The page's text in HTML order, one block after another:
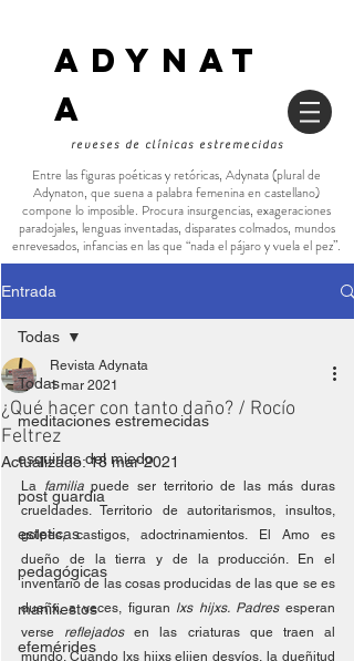
ADYNAT
a
reveses de clínicas estremecidas
Entre las figuras poéticas y retóricas, Adynata (plural de
Adynaton, que suena a palabra femenina en castellano)
compone lo imposible. Procura insurgencias, exageraciones
paradojales, lenguas inventadas, disparates colmados, mundos
enrevesados, infancias en las que “nada el pájaro y vuela el pez”.
Entrada
Todas
meditaciones estremecidas
esquirlas del miedo
post guardia
esteticas
pedagógicas
manifiestos
efemérides
Todas
¿Qué hacer con tanto daño? / Rocío
Feltrez
Revista Adynata
1 mar 2021
Actualizado:18 mar 2021
La familia puede ser territorio de las más duras
crueldades. Territorio de autoritarismos, insultos,
golpes, castigos, adoctrinamientos. El Amo es
dueño de la tierra y de la producción. En el
inventario de las cosas producidas de las que se es
dueñx, a veces, figuran lxs hijxs. Padres esperan
verse reflejados en las criaturas que traen al
mundo. Cuando lxs hijxs elijen desvíos, la dueñitud